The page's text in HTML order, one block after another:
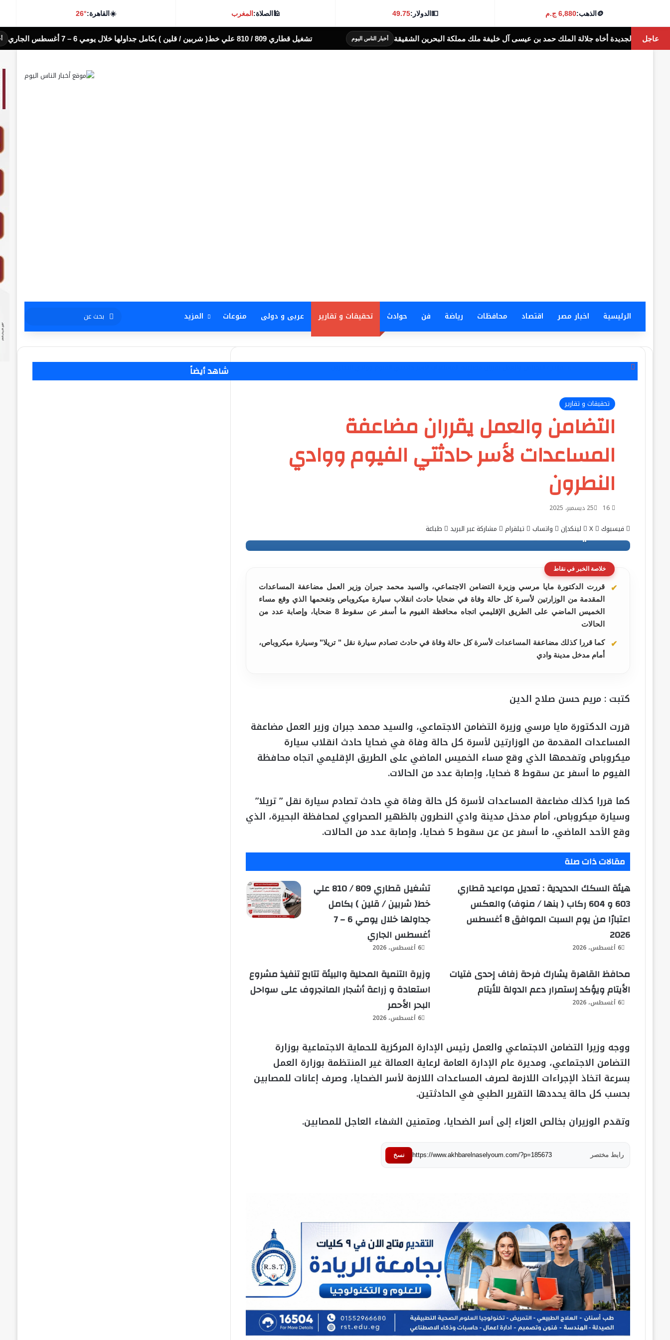
🪙الذهب:6,880 ج.م 💵الدولار:49.75
🕌الصلاة:المغرب ☀️القاهرة:26°
عاجلالملك حمد بن عيسى آل خليفة ملك مملكة البحرين الشقيقة أخبار الناس اليوم تشغيل قطاري 809 / 810 علي خط( شربين / قلين ) بكامل جداولها خلال يومي 6 – 7 أغسطس الجاري أخبار الناس اليوم
الرئيسية اخبار مصر اقتصاد محافظات رياضة فن حوادث تحقيقات و تقارير عربى و دولى منوعات المزيد
بحث
عن
تحقيقات و تقارير
التضامن والعمل يقرران مضاعفة
المساعدات لأسر حادثتي الفيوم ووادي
النطرون
25 ديسمبر، 2025
فيسبوك ‫X لينكدإن واتساب تيلقرام مشاركة عبر البريد طباعة
خلاصة الخبر في نقاط
قررت الدكتورة مايا مرسي وزيرة التضامن الاجتماعي، والسيد محمد جبران وزير العمل مضاعفة المساعدات
المقدمة من الوزارتين لأسرة كل حالة وفاة في ضحايا حادث انقلاب سيارة ميكروباص وتفحمها الذي وقع مساء
الخميس الماضي على الطريق الإقليمي اتجاه محافظة الفيوم ما أسفر عن سقوط 8 ضحايا، وإصابة عدد من
الحالات
كما قررا كذلك مضاعفة المساعدات لأسرة كل حالة وفاة في حادث تصادم سيارة نقل " تريلا" وسيارة ميكروباص،
أمام مدخل مدينة وادي
كتبت : مريم حسن صلاح الدين
قررت الدكتورة مايا مرسي وزيرة التضامن الاجتماعي، والسيد محمد جبران وزير العمل مضاعفة
المساعدات المقدمة من الوزارتين لأسرة كل حالة وفاة في ضحايا حادث انقلاب سيارة
ميكروباص وتفحمها الذي وقع مساء الخميس الماضي على الطريق الإقليمي اتجاه محافظة
الفيوم ما أسفر عن سقوط 8 ضحايا، وإصابة عدد من الحالات.
كما قررا كذلك مضاعفة المساعدات لأسرة كل حالة وفاة في حادث تصادم سيارة نقل ” تريلا”
وسيارة ميكروباص، أمام مدخل مدينة وادي النطرون بالظهير الصحراوي لمحافظة البحيرة، الذي
وقع الأحد الماضي، ما أسفر عن عن سقوط 5 ضحايا، وإصابة عدد من الحالات.
مقالات ذات صلة
تشغيل قطاري 809 / 810 علي
خط( شربين / قلين ) بكامل
جداولها خلال يومي 6 – 7
أغسطس الجاري
6 أغسطس، 2026
هيئة السكك الحديدية : تعديل مواعيد قطاري
603 و 604 ركاب ( بنها / منوف) والعكس
اعتبارًا من يوم السبت الموافق 8 أغسطس
2026
6 أغسطس، 2026
وزيرة التنمية المحلية والبيئة تتابع تنفيذ مشروع
استعادة و زراعة أشجار المانجروف على سواحل
البحر الأحمر
6 أغسطس، 2026
محافظ القاهرة يشارك فرحة زفاف إحدى فتيات
الأيتام ويؤكد إستمرار دعم الدولة للأيتام
6 أغسطس، 2026
ووجه وزيرا التضامن الاجتماعي والعمل رئيس الإدارة المركزية للحماية الاجتماعية بوزارة
التضامن الاجتماعي، ومديرة عام الإدارة العامة لرعاية العمالة غير المنتظمة بوزارة العمل
بسرعة اتخاذ الإجراءات اللازمة لصرف المساعدات اللازمة لأسر الضحايا، وصرف إعانات للمصابين
بحسب كل حالة يحددها التقرير الطبي في الحادثتين.
وتقدم الوزيران بخالص العزاء إلى أسر الضحايا، ومتمنين الشفاء العاجل للمصابين.
رابط مختصر https://www.akhbarelnaselyoum.com/?p=185673 نسخ
شاهد أيضاً إغلاق